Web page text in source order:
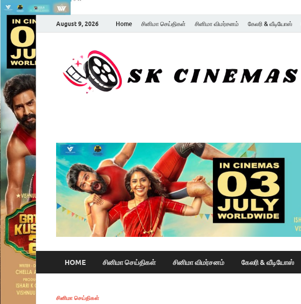
August 9, 2026 Home சினிமா செய்திகள் சினிமா விமர்சனம் கேலரி & வீடியோஸ்
HOME சினிமா செய்திகள் சினிமா விமர்சனம் கேலரி & வீடியோஸ்
சினிமா செய்திகள்